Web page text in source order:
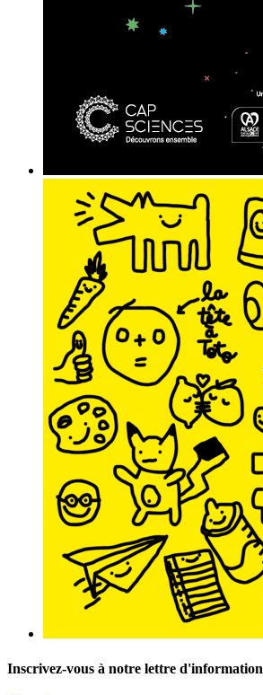
Inscrivez-vous à notre lettre d'information